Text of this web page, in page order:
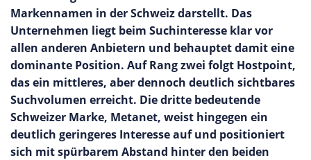
Markennamen in der Schweiz darstellt. Das
Unternehmen liegt beim Suchinteresse klar vor
allen anderen Anbietern und behauptet damit eine
dominante Position. Auf Rang zwei folgt Hostpoint,
das ein mittleres, aber dennoch deutlich sichtbares
Suchvolumen erreicht. Die dritte bedeutende
Schweizer Marke, Metanet, weist hingegen ein
deutlich geringeres Interesse auf und positioniert
sich mit spürbarem Abstand hinter den beiden